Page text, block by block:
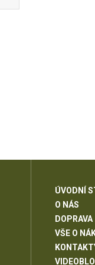
ÚVODNÍ
O NÁS
DOPRAVA
VŠE O